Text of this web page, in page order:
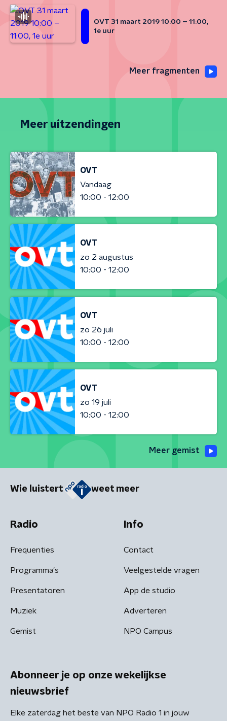
OVT 31 maart 2019 10:00 – 11:00,
1e uur
Meer fragmenten
Meer uitzendingen
OVT
Vandaag
10:00 - 12:00
OVT
zo 2 augustus
10:00 - 12:00
OVT
zo 26 juli
10:00 - 12:00
OVT
zo 19 juli
10:00 - 12:00
Meer gemist
Wie luistert weet meer
Radio
Frequenties
Programma's
Presentatoren
Muziek
Gemist
Info
Contact
Veelgestelde vragen
App de studio
Adverteren
NPO Campus
Abonneer je op onze wekelijkse
nieuwsbrief
Elke zaterdag het beste van NPO Radio 1 in jouw